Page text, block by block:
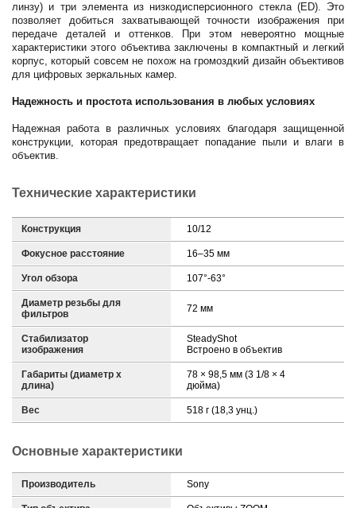
линзу) и три элемента из низкодисперсионного стекла (ED). Это
позволяет добиться захватывающей точности изображения при
передаче деталей и оттенков. При этом невероятно мощные
характеристики этого объектива заключены в компактный и легкий
корпус, который совсем не похож на громоздкий дизайн объективов
для цифровых зеркальных камер.
Надежность и простота использования в любых условиях
Надежная работа в различных условиях благодаря защищенной
конструкции, которая предотвращает попадание пыли и влаги в
объектив.
Технические характеристики
Конструкция 10/12
Фокусное расстояние 16–35 мм
Угол обзора 107°-63°
Диаметр резьбы для
фильтров
72 мм
Стабилизатор
изображения
SteadyShot
Встроено в объектив
Габариты (диаметр х
длина)
78 × 98,5 мм (3 1/8 × 4
дюйма)
Вес 518 г (18,3 унц.)
Основные характеристики
Производитель Sony